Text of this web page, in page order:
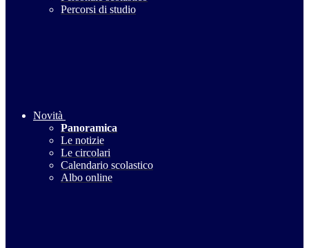
Percorsi di studio
Novità
Panoramica
Le notizie
Le circolari
Calendario scolastico
Albo online